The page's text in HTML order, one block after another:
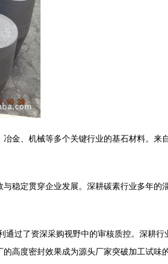
金、机械等多个关键行业的基石材料。来
稳定贯穿企业发展。深耕碳素行业多年的
过了资深采购视野中的审核质控。深耕行
高度密封效果成为源头厂家突破加工试味